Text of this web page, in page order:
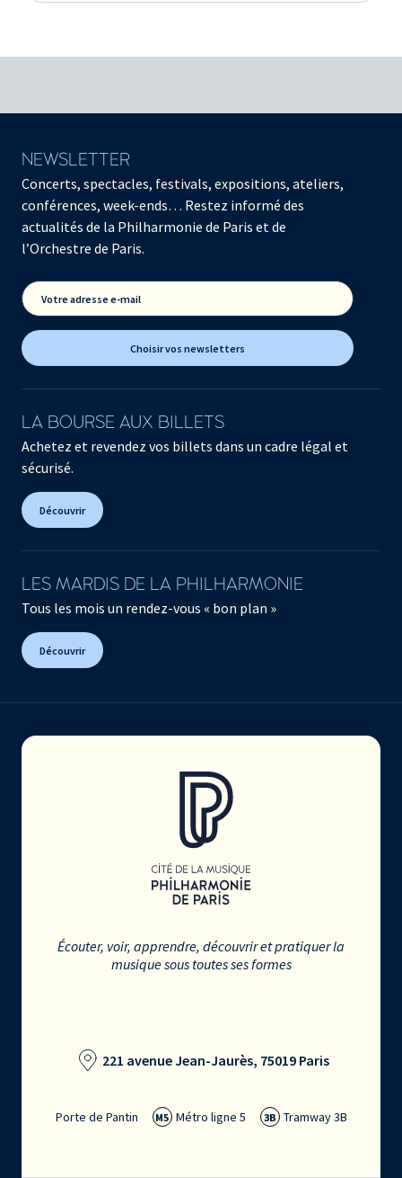
NEWSLETTER
Concerts, spectacles, festivals, expositions, ateliers,
conférences, week-ends… Restez informé des
actualités de la Philharmonie de Paris et de
l’Orchestre de Paris.
Votre adresse e-mail
Choisir vos newsletters
LA BOURSE AUX BILLETS
Achetez et revendez vos billets dans un cadre légal et
sécurisé.
Découvrir
LES MARDIS DE LA PHILHARMONIE
Tous les mois un rendez-vous « bon plan »
Découvrir
Écouter, voir, apprendre, découvrir et pratiquer la
musique sous toutes ses formes
221 avenue Jean-Jaurès, 75019 Paris
Porte de Pantin M5 Métro ligne 5 3B Tramway 3B